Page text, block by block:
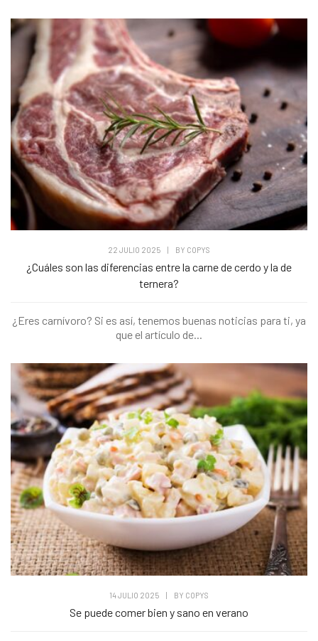
22 JULIO 2025 BY COPYS
¿Cuáles son las diferencias entre la carne de cerdo y la de
ternera?
¿Eres carnívoro? Si es así, tenemos buenas noticias para ti, ya
que el artículo de...
14 JULIO 2025 | BY COPYS
Se puede comer bien y sano en verano